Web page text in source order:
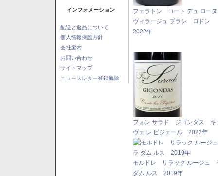
インフォメーション
配送と返品について
個人情報保護方針
会社案内
お問い合わせ
サイトマップ
ニュースレター登録解除
フェラトン コート デュ ロー
ヴィラージュ ブラン ロドン
2022年
フォン サラド ジゴンダス キ
ヴェ レ ピジェール 2022年
モルドレ リラック ルージュ
ダム ルス 2019年